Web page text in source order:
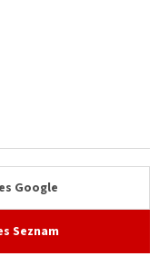
Google
Seznam